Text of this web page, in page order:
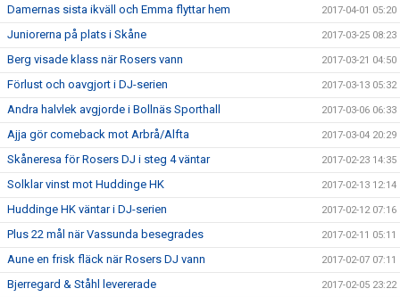
Damernas sista ikväll och Emma flyttar hem 2017-04-01 05:20
Juniorerna på plats i Skåne 2017-03-25 08:23
Berg visade klass när Rosers vann 2017-03-21 04:50
Förlust och oavgjort i DJ-serien 2017-03-13 05:32
Andra halvlek avgjorde i Bollnäs Sporthall 2017-03-06 06:33
Ajja gör comeback mot Arbrå/Alfta 2017-03-04 20:29
Skåneresa för Rosers DJ i steg 4 väntar 2017-02-23 14:35
Solklar vinst mot Huddinge HK 2017-02-13 12:14
Huddinge HK väntar i DJ-serien 2017-02-12 07:16
Plus 22 mål när Vassunda besegrades 2017-02-11 05:11
Aune en frisk fläck när Rosers DJ vann 2017-02-07 07:11
Bjerregard & Ståhl levererade 2017-02-05 23:22